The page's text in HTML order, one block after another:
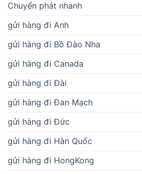
Chuyển phát nhanh
gửi hàng đi Anh
gửi hàng đi Bồ Đào Nha
gửi hàng đi Canada
gửi hàng đi Đài
gửi hàng đi Đan Mạch
gửi hàng đi Đức
gửi hàng đi Hàn Quốc
gửi hàng đi HongKong